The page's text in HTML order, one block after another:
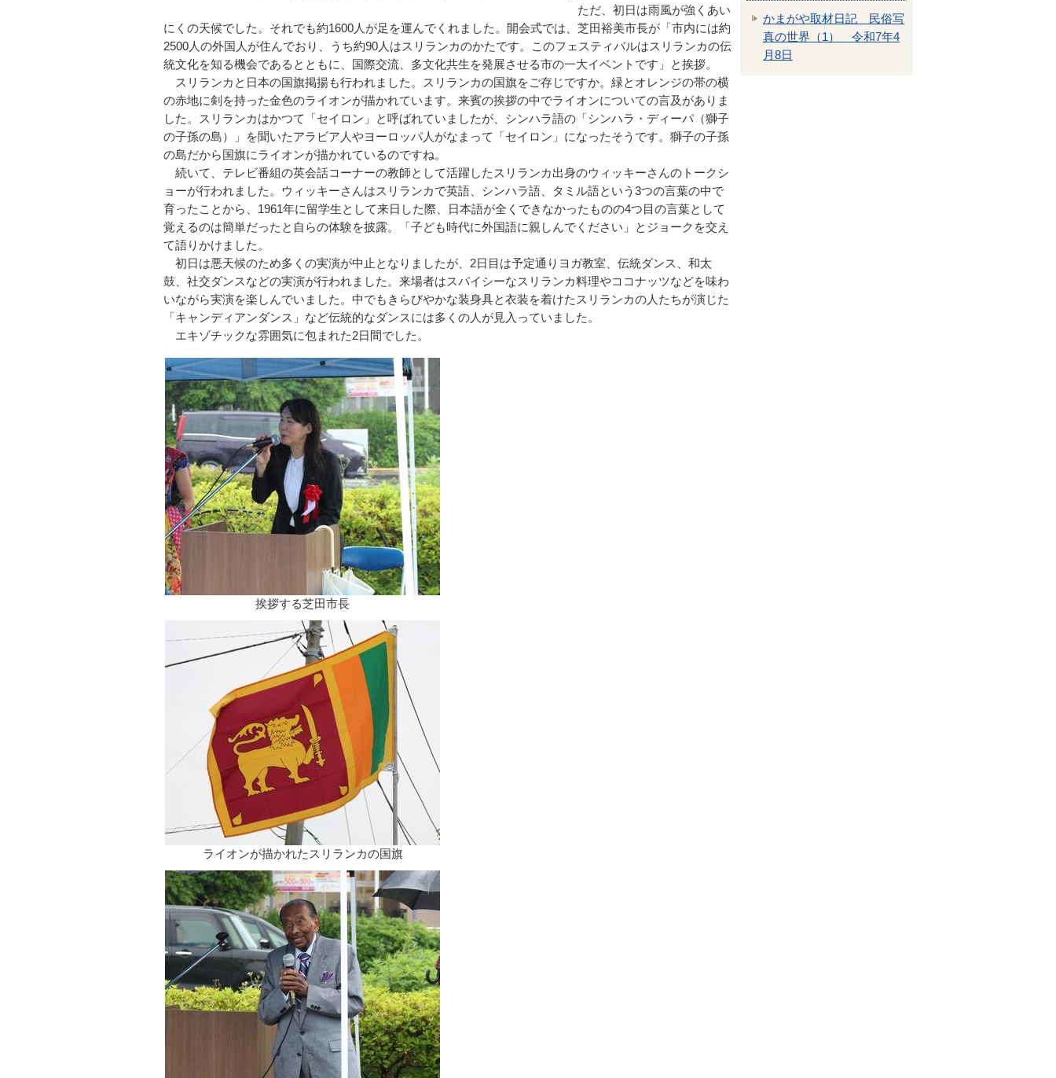
ただ、初日は雨風が強くあい
にくの天候でした。それでも約1600人が足を運んでくれました。開会式では、芝田裕美市長が「市内には約
2500人の外国人が住んでおり、うち約90人はスリランカのかたです。このフェスティバルはスリランカの伝
統文化を知る機会であるとともに、国際交流、多文化共生を発展させる市の一大イベントです」と挨拶。
スリランカと日本の国旗掲揚も行われました。スリランカの国旗をご存じですか。緑とオレンジの帯の横
の赤地に剣を持った金色のライオンが描かれています。来賓の挨拶の中でライオンについての言及がありま
した。スリランカはかつて「セイロン」と呼ばれていましたが、シンハラ語の「シンハラ・ディーパ（獅子
の子孫の島）」を聞いたアラビア人やヨーロッパ人がなまって「セイロン」になったそうです。獅子の子孫
の島だから国旗にライオンが描かれているのですね。
続いて、テレビ番組の英会話コーナーの教師として活躍したスリランカ出身のウィッキーさんのトークシ
ョーが行われました。ウィッキーさんはスリランカで英語、シンハラ語、タミル語という3つの言葉の中で
育ったことから、1961年に留学生として来日した際、日本語が全くできなかったものの4つ目の言葉として
覚えるのは簡単だったと自らの体験を披露。「子ども時代に外国語に親しんでください」とジョークを交え
て語りかけました。
初日は悪天候のため多くの実演が中止となりましたが、2日目は予定通りヨガ教室、伝統ダンス、和太
鼓、社交ダンスなどの実演が行われました。来場者はスパイシーなスリランカ料理やココナッツなどを味わ
いながら実演を楽しんでいました。中でもきらびやかな装身具と衣装を着けたスリランカの人たちが演じた
「キャンディアンダンス」など伝統的なダンスには多くの人が見入っていました。
エキゾチックな雰囲気に包まれた2日間でした。
挨拶する芝田市長
ライオンが描かれたスリランカの国旗
かまがや取材日記 民俗写
真の世界（1） 令和7年4
月8日